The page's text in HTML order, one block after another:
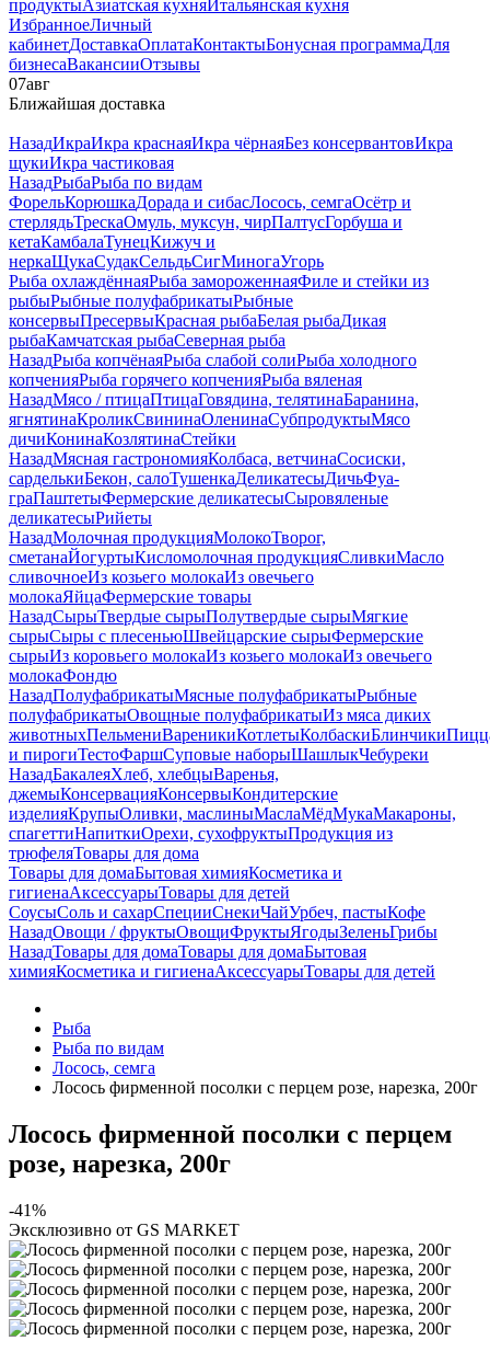
продуктыАзиатская кухняИтальянская кухня
ИзбранноеЛичный
кабинетДоставкаОплатаКонтактыБонусная программаДля
бизнесаВакансииОтзывы
07авг
Ближайшая доставка
НазадИкраИкра краснаяИкра чёрнаяБез консервантовИкра
щукиИкра частиковая
НазадРыбаРыба по видам
ФорельКорюшкаДорада и сибасЛосось, семгаОсётр и
стерлядьТрескаОмуль, муксун, чирПалтусГорбуша и
кетаКамбалаТунецКижуч и
неркаЩукаСудакСельдьСигМиногаУгорь
Рыба охлаждённаяРыба замороженнаяФиле и стейки из
рыбыРыбные полуфабрикатыРыбные
консервыПресервыКрасная рыбаБелая рыбаДикая
рыбаКамчатская рыбаСеверная рыба
НазадРыба копчёнаяРыба слабой солиРыба холодного
копченияРыба горячего копченияРыба вяленая
НазадМясо / птицаПтицаГовядина, телятинаБаранина,
ягнятинаКроликСвининаОленинаСубпродуктыМясо
дичиКонинаКозлятинаСтейки
НазадМясная гастрономияКолбаса, ветчинаСосиски,
сарделькиБекон, салоТушенкаДеликатесыДичьФуа-
граПаштетыФермерские деликатесыСыровяленые
деликатесыРийеты
НазадМолочная продукцияМолокоТворог,
сметанаЙогуртыКисломолочная продукцияСливкиМасло
сливочноеИз козьего молокаИз овечьего
молокаЯйцаФермерские товары
НазадСырыТвердые сырыПолутвердые сырыМягкие
сырыСыры c плесеньюШвейцарские сырыФермерские
сырыИз коровьего молокаИз козьего молокаИз овечьего
молокаФондю
НазадПолуфабрикатыМясные полуфабрикатыРыбные
полуфабрикатыОвощные полуфабрикатыИз мяса диких
животныхПельмениВареникиКотлетыКолбаскиБлинчики
и пирогиТестоФаршСуповые наборыШашлыкЧебуреки
НазадБакалеяХлеб, хлебцыВаренья,
джемыКонсервацияКонсервыКондитерские
изделияКрупыОливки, маслиныМаслаМёдМукаМакароны,
спагеттиНапиткиОрехи, сухофруктыПродукция из
трюфеляТовары для дома
Товары для домаБытовая химияКосметика и
гигиенаАксессуарыТовары для детей
СоусыСоль и сахарСпецииСнекиЧайУрбеч, пастыКофе
НазадОвощи / фруктыОвощиФруктыЯгодыЗеленьГрибы
НазадТовары для домаТовары для домаБытовая
химияКосметика и гигиенаАксессуарыТовары для детей
Рыба
Рыба по видам
Лосось, семга
Лосось фирменной посолки с перцем розе, нарезка, 200г
Лосось фирменной посолки с перцем
розе, нарезка, 200г
-41%
Эксклюзивно от GS MARKET